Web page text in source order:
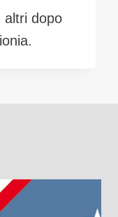
altri dopo